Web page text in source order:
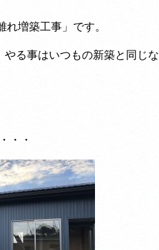
れ増築工事」です。
る事はいつもの新築と同じな
・・